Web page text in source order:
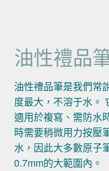
油性禮品
油性禮品筆是我們常
度最大，不溶于水。
適用於複寫、需防水
時需要稍微用力按壓
水，因此大多數原子
0.7mm的大範圍內。